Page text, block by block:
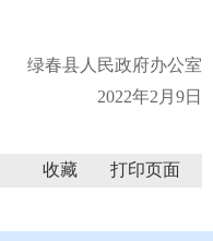
绿春县人民政府办公室
2022年2月9日
收藏